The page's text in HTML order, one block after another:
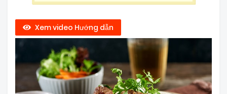
Xem video Hướng dẫn